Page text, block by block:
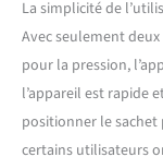
La simplicité de
Avec seulement
pour la pression,
l’appareil est rapide
positionner le
certains utilisateurs